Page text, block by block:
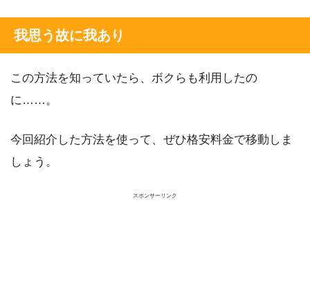
我思う故に我あり
この方法を知っていたら、ボクらも利用したの
に……。
今回紹介した方法を使って、ぜひ格安料金で移動しま
しょう。
スポンサーリンク